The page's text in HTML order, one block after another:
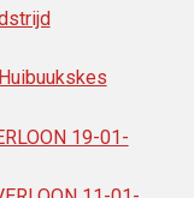
19-01-